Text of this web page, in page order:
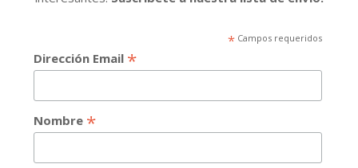
*Campos requeridos
Dirección Email *
Nombre *